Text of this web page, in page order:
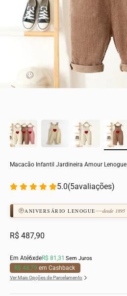
Macacão Infantil Jardineira Amour Lenogue
5.0(5avaliações)
ANIVERSÁRIO LENOGUE desde 1895
Preço promocional
R$ 487,90
Em Até6xdeR$ 81,31 Sem Juros
R$ 48,79 em Cashback
Ver Mais Opções de Parcelamento